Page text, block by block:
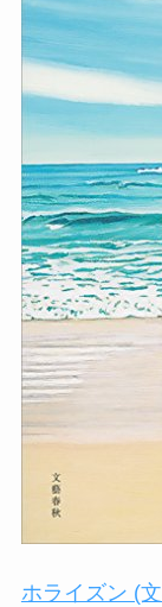
ホライズン (